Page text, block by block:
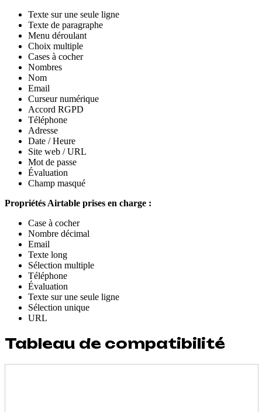
Texte sur une seule ligne
Texte de paragraphe
Menu déroulant
Choix multiple
Cases à cocher
Nombres
Nom
Email
Curseur numérique
Accord RGPD
Téléphone
Adresse
Date / Heure
Site web / URL
Mot de passe
Évaluation
Champ masqué
Propriétés Airtable prises en charge :
Case à cocher
Nombre décimal
Email
Texte long
Sélection multiple
Téléphone
Évaluation
Texte sur une seule ligne
Sélection unique
URL
Tableau de compatibilité